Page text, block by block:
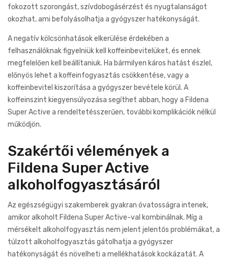
fokozott szorongást, szívdobogásérzést és nyugtalanságot
okozhat, ami befolyásolhatja a gyógyszer hatékonyságát.
A negatív kölcsönhatások elkerülése érdekében a
felhasználóknak figyelniük kell koffeinbevitelüket, és ennek
megfelelően kell beállítaniuk. Ha bármilyen káros hatást észlel,
előnyös lehet a koffeinfogyasztás csökkentése, vagy a
koffeinbevitel kiszorítása a gyógyszer bevétele körül. A
koffeinszint kiegyensúlyozása segíthet abban, hogy a Fildena
Super Active a rendeltetésszerűen, további komplikációk nélkül
működjön.
Szakértői vélemények a
Fildena Super Active
alkoholfogyasztásáról
Az egészségügyi szakemberek gyakran óvatosságra intenek,
amikor alkoholt Fildena Super Active-val kombinálnak. Míg a
mérsékelt alkoholfogyasztás nem jelent jelentős problémákat, a
túlzott alkoholfogyasztás gátolhatja a gyógyszer
hatékonyságát és növelheti a mellékhatások kockázatát. A